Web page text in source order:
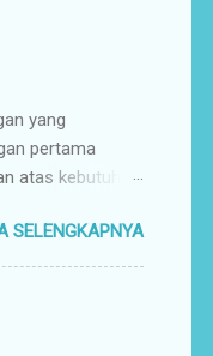
yang
pertama
atas kebutuhan
pertama).
: Karena
margin
renyah,
SELENGKAPNYA